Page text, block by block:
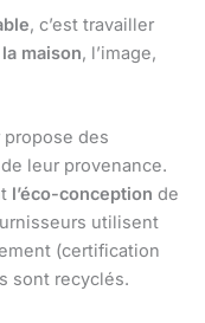
, c’est travailler
maison, l’image,
des
leur provenance.
l’éco-conception de
utilisent
(certification
sont recyclés.